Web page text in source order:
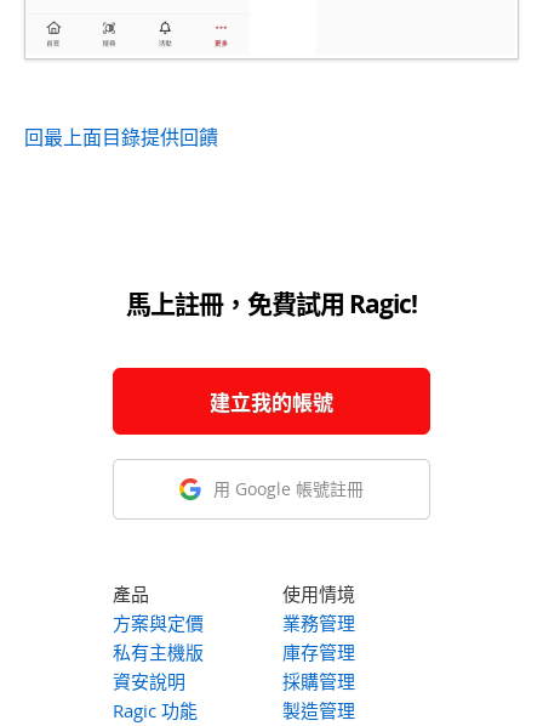
回最上面目錄提供回饋
馬上註冊，免費試用 Ragic!
建立我的帳號
用 Google 帳號註冊
產品
方案與定價
私有主機版
資安說明
Ragic 功能
使用情境
業務管理
庫存管理
採購管理
製造管理